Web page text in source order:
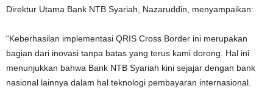
Direktur Utama Bank NTB Syariah, Nazaruddin, menyampaikan:
“Keberhasilan implementasi QRIS Cross Border ini merupakan
bagian dari inovasi tanpa batas yang terus kami dorong. Hal ini
menunjukkan bahwa Bank NTB Syariah kini sejajar dengan bank
nasional lainnya dalam hal teknologi pembayaran internasional.